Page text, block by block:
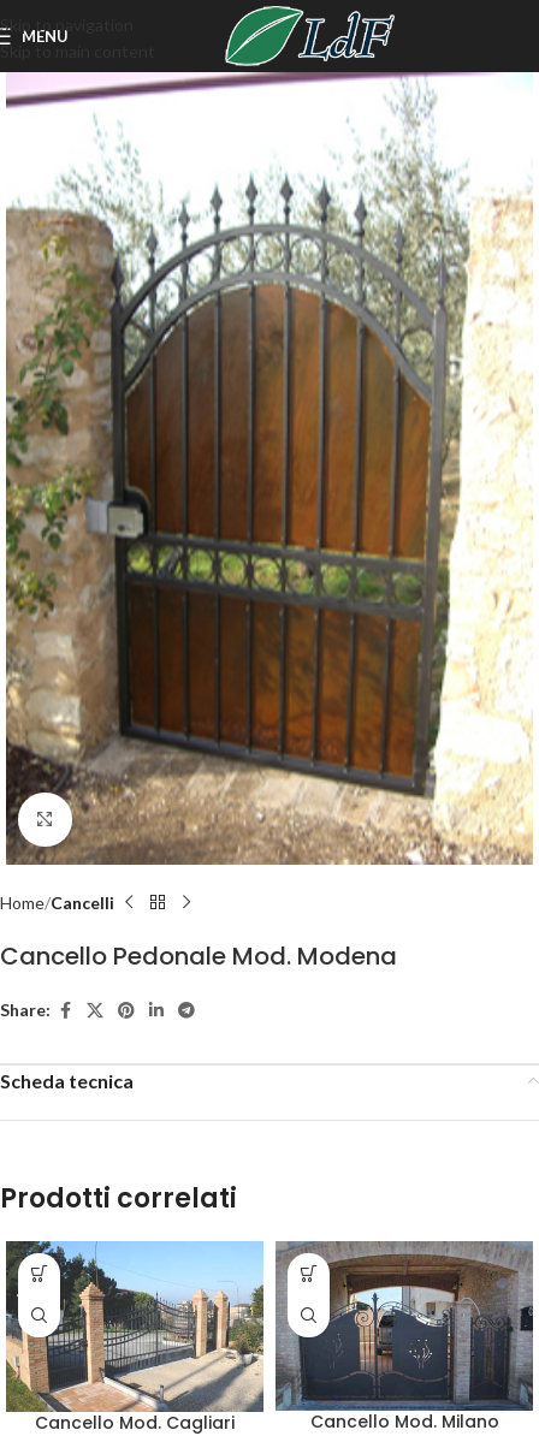
Skip to navigation
Skip to main content
MENU
Click to enlarge
Home Cancelli
Cancello Pedonale Mod. Modena
Share:
Scheda tecnica
Prodotti correlati
Cancello Mod. Cagliari Cancello Mod. Milano